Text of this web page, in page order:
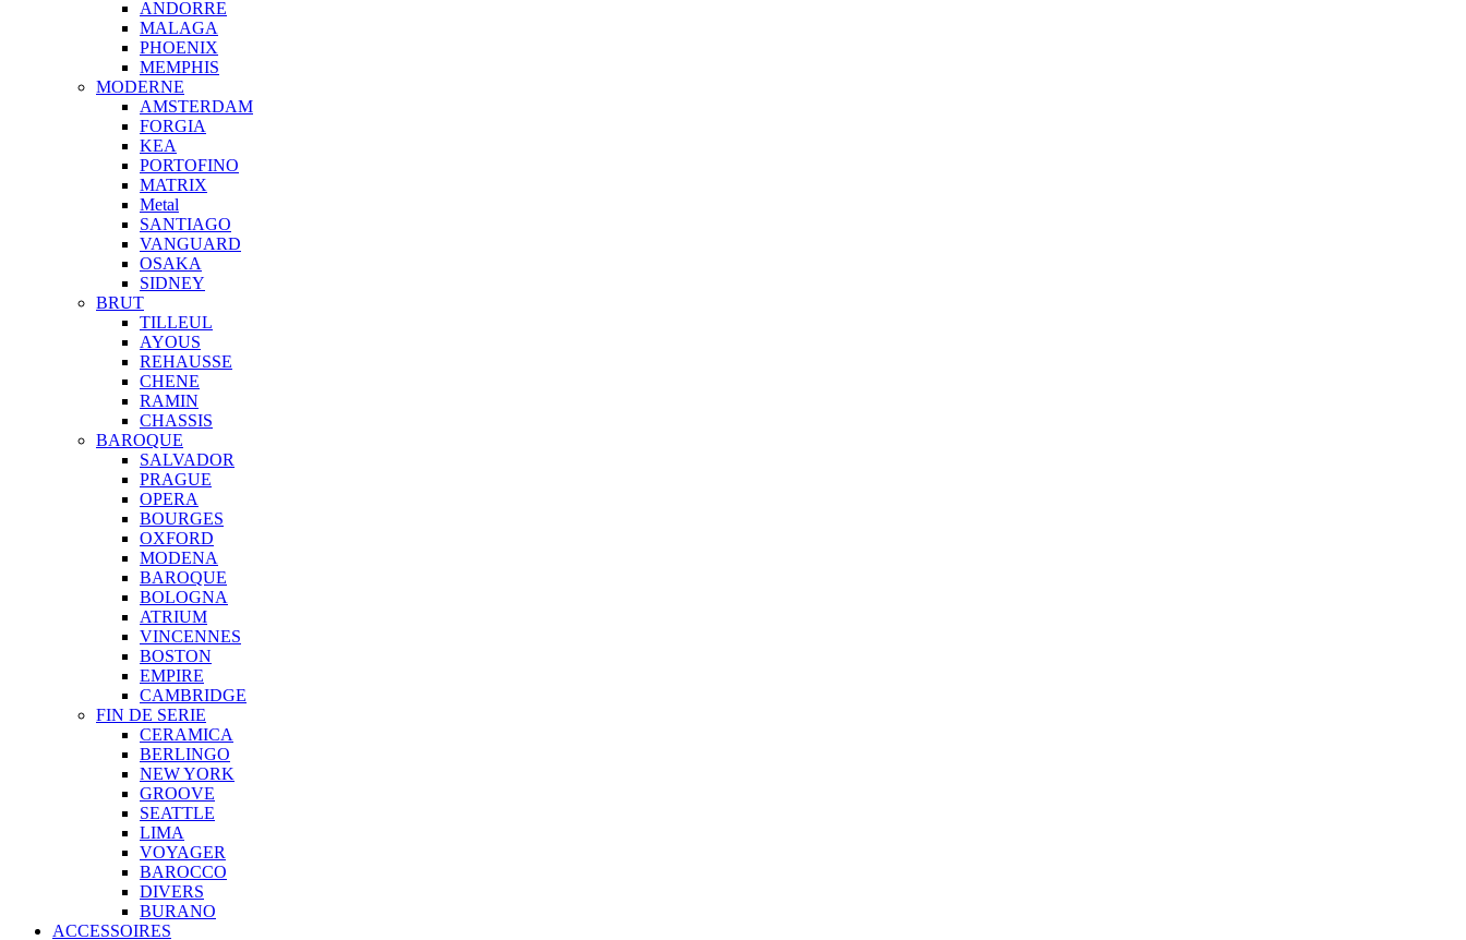
ANDORRE
MALAGA
PHOENIX
MEMPHIS
MODERNE
AMSTERDAM
FORGIA
KEA
PORTOFINO
MATRIX
Metal
SANTIAGO
VANGUARD
OSAKA
SIDNEY
BRUT
TILLEUL
AYOUS
REHAUSSE
CHENE
RAMIN
CHASSIS
BAROQUE
SALVADOR
PRAGUE
OPERA
BOURGES
OXFORD
MODENA
BAROQUE
BOLOGNA
ATRIUM
VINCENNES
BOSTON
EMPIRE
CAMBRIDGE
FIN DE SERIE
CERAMICA
BERLINGO
NEW YORK
GROOVE
SEATTLE
LIMA
VOYAGER
BAROCCO
DIVERS
BURANO
ACCESSOIRES